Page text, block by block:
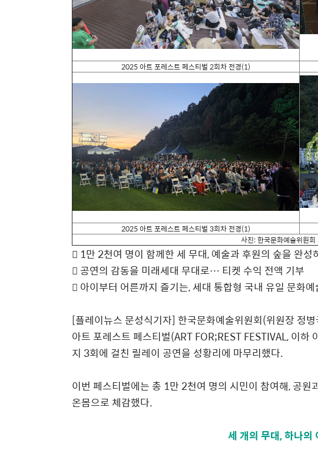
2025아트 포레스트 페스티벌 2회차 전경(1)
2025아트 포레스트 페스티벌 3회차 전경(1)
사진:한국문화예술위원회
 1만 2천여 명이 함께한 세 무대,예술과 후원의 숲을 완성
 공연의 감동을 미래세대 무대로… 티켓 수익 전액 기부
 아이부터 어른까지 즐기는,세대 통합형 국내 유일 문화
[플레이뉴스 문성식기자] 한국문화예술위원회(위원장 정병
아트 포레스트 페스티벌(ART FOR;REST FESTIVAL,이하
지 3회에 걸친 릴레이 공연을 성황리에 마무리했다.
이번 페스티벌에는 총 1만 2천여 명의 시민이 참여해,공원
온몸으로 체감했다.
세 개의 무대, 하나의